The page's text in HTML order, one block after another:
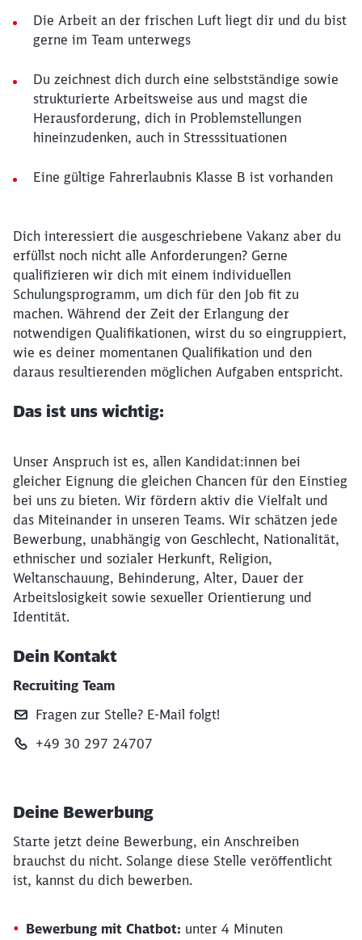
Die Arbeit an der frischen Luft liegt dir und du bist
gerne im Team unterwegs
Du zeichnest dich durch eine selbstständige sowie
strukturierte Arbeitsweise aus und magst die
Herausforderung, dich in Problemstellungen
hineinzudenken, auch in Stresssituationen
Eine gültige Fahrerlaubnis Klasse B ist vorhanden
Dich interessiert die ausgeschriebene Vakanz aber du
erfüllst noch nicht alle Anforderungen? Gerne
qualifizieren wir dich mit einem individuellen
Schulungsprogramm, um dich für den Job fit zu
machen. Während der Zeit der Erlangung der
notwendigen Qualifikationen, wirst du so eingruppiert,
wie es deiner momentanen Qualifikation und den
daraus resultierenden möglichen Aufgaben entspricht.
Das ist uns wichtig:
Unser Anspruch ist es, allen Kandidat:innen bei
gleicher Eignung die gleichen Chancen für den Einstieg
bei uns zu bieten. Wir fördern aktiv die Vielfalt und
das Miteinander in unseren Teams. Wir schätzen jede
Bewerbung, unabhängig von Geschlecht, Nationalität,
ethnischer und sozialer Herkunft, Religion,
Weltanschauung, Behinderung, Alter, Dauer der
Arbeitslosigkeit sowie sexueller Orientierung und
Identität.
Dein Kontakt
Recruiting Team
Fragen zur Stelle? E‑Mail folgt!
+49 30 297 24707
Deine Bewerbung
Starte jetzt deine Bewerbung, ein Anschreiben
brauchst du nicht. Solange diese Stelle veröffentlicht
ist, kannst du dich bewerben.
Bewerbung mit Chatbot: unter 4 Minuten